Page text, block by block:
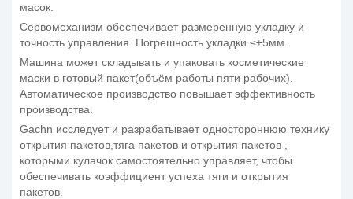
масок.
Сервомеханизм обеспечивает размеренную укладку и
точность управления. Погрешность укладки ≤±5мм.
Машина может складывать и упаковать косметические
маски в готовый пакет(объём работы пяти рабочих).
Автоматическое производство повышает эффективность
производства.
Gachn исследует и разрабатывает одностороннюю технику
открытия пакетов,тяга пакетов и открытия пакетов ,
которыми кулачок самостоятельно управляет, чтобы
обеспечивать коэффициент успеха тяги и открытия
пакетов.